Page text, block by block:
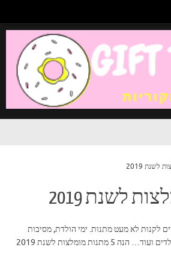
צפויים לקנות לא מעט מתנות. ימי הולדת, מסיבות
מומלצות לשנת 2019